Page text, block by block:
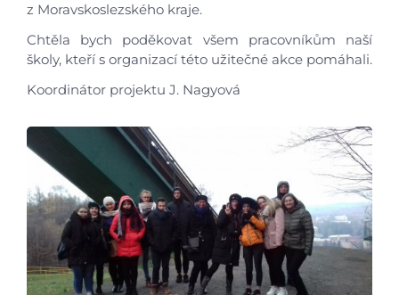
z Moravskoslezského kraje.
Chtěla bych poděkovat všem pracovníkům naší
školy, kteří s organizací této užitečné akce pomáhali.
Koordinátor projektu J. Nagyová